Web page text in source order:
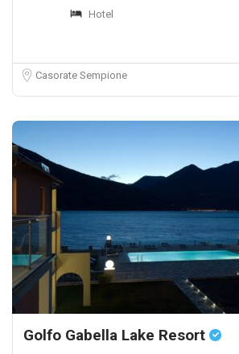
Hotel
Casorate Sempione
Golfo Gabella Lake Resort